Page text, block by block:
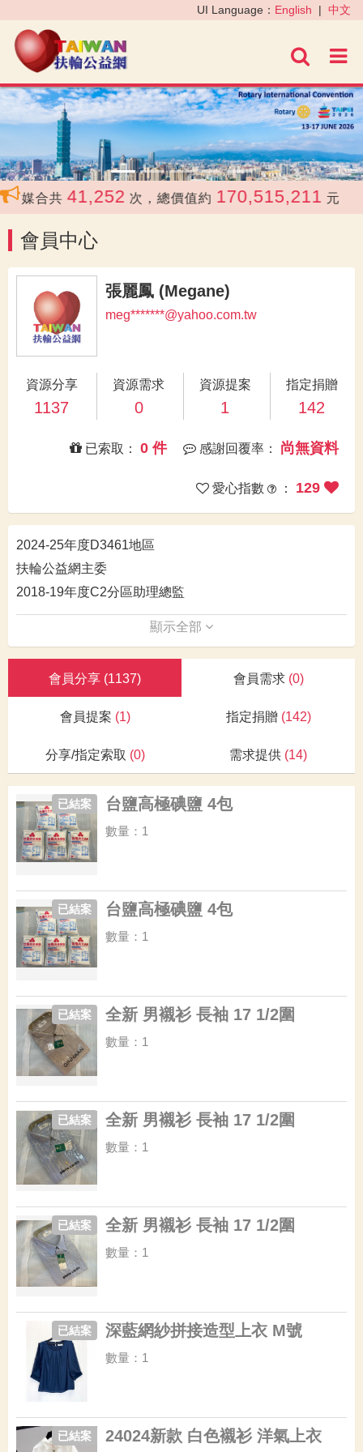
進階
UI Language： English | 中文
‹ ›
媒合共 41,252 次，總價值約 170,515,211 元
會員中心
張麗鳳 (Megane)
meg*******@yahoo.com.tw
資源分享
1137
資源需求
0
資源提案
1
指定捐贈
142
感謝回覆率： 尚無資料
已索取： 0 件
愛心指數 ： 129
2024-25年度D3461地區
扶輪公益網主委
2018-19年度C2分區助理總監
顯示全部
會員分享 (1137) 會員需求 (0)
會員提案 (1) 指定捐贈 (142)
分享/指定索取 (0) 需求提供 (14)
台鹽高極碘鹽 4包
已結案
數量：1
台鹽高極碘鹽 4包
已結案
數量：1
全新 男襯衫 長袖 17 1/2圍
已結案
數量：1
全新 男襯衫 長袖 17 1/2圍
已結案
數量：1
全新 男襯衫 長袖 17 1/2圍
已結案
數量：1
深藍網紗拼接造型上衣 M號
已結案
數量：1
24024新款 白色襯衫 洋氣上衣
已結案